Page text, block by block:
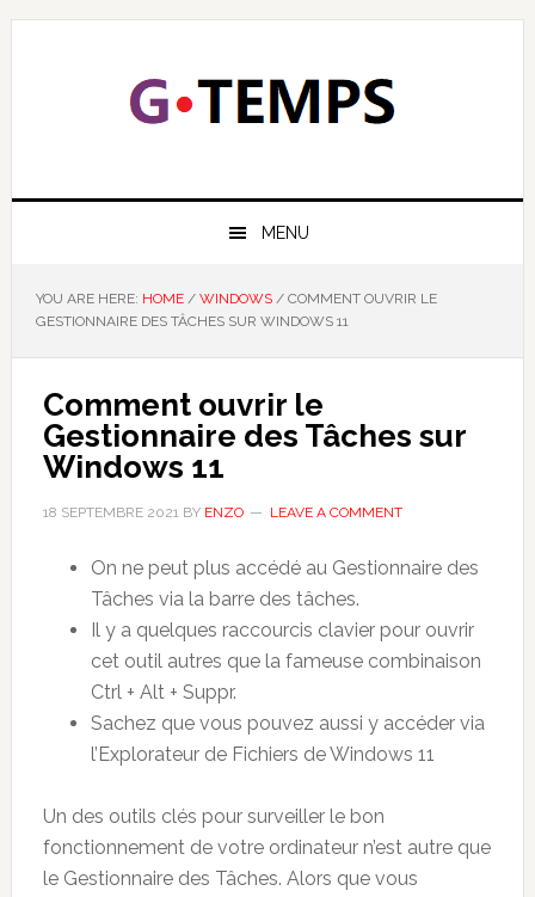
Skip
Skip
Skip
Skip
GTEMPS
MENU
YOU ARE HERE: HOME / WINDOWS /COMMENT OUVRIR LE
GESTIONNAIRE DES TÂCHES SUR WINDOWS 11
Comment ouvrir le
Gestionnaire des Tâches sur
Windows 11
18 SEPTEMBRE 2021BY ENZO LEAVE A COMMENT
On ne peut plus accédé au Gestionnaire des
Tâches via la barre des tâches.
Il y a quelques raccourcis clavier pour ouvrir
cet outil autres que la fameuse combinaison
Ctrl + Alt + Suppr.
Sachez que vous pouvez aussi y accéder via
l’Explorateur de Fichiers de Windows 11
Un des outils clés pour surveiller le bon
fonctionnement de votre ordinateur n’est autre que
le Gestionnaire des Tâches. Alors que vous